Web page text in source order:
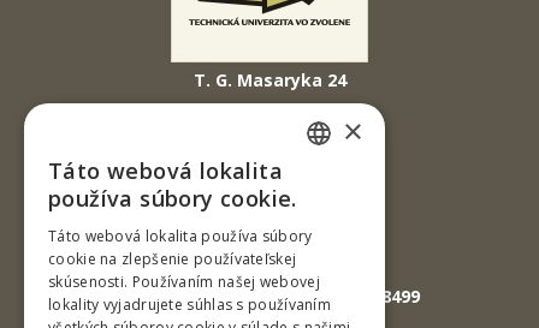
T. G. Masaryka 24
960 01 Zvolen
Slovenská republika
Tel.: +421-45-520 61 11
Fax: +421-45-533 00 27
E-mail: info@tuzvo.sk
GPS súradnice: 48.572024,19.118499
×
Táto webová lokalita
používa súbory cookie.
Táto webová lokalita používa súbory
cookie na zlepšenie používateľskej
skúsenosti. Používaním našej webovej
lokality vyjadrujete súhlas s používaním